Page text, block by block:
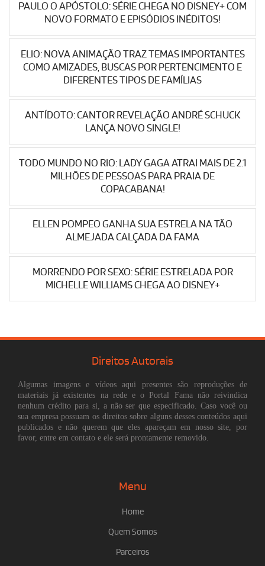
PAULO O APÓSTOLO: SÉRIE CHEGA NO DISNEY+ COM
NOVO FORMATO E EPISÓDIOS INÉDITOS!
ELIO: NOVA ANIMAÇÃO TRAZ TEMAS IMPORTANTES
COMO AMIZADES, BUSCAS POR PERTENCIMENTO E
DIFERENTES TIPOS DE FAMÍLIAS
ANTÍDOTO: CANTOR REVELAÇÃO ANDRÉ SCHUCK
LANÇA NOVO SINGLE!
TODO MUNDO NO RIO: LADY GAGA ATRAI MAIS DE 2.1
MILHÕES DE PESSOAS PARA PRAIA DE
COPACABANA!
ELLEN POMPEO GANHA SUA ESTRELA NA TÃO
ALMEJADA CALÇADA DA FAMA
MORRENDO POR SEXO: SÉRIE ESTRELADA POR
MICHELLE WILLIAMS CHEGA AO DISNEY+
Direitos Autorais
Algumas imagens e vídeos aqui presentes são reproduções de
materiais já existentes na rede e o Portal Fama não reivindica
nenhum crédito para si, a não ser que especificado. Caso você ou
sua empresa possuam os direitos sobre alguns desses conteúdos aqui
publicados e não querem que eles apareçam em nosso site, por
favor, entre em contato e ele será prontamente removido.
Menu
Home
Quem Somos
Parceiros